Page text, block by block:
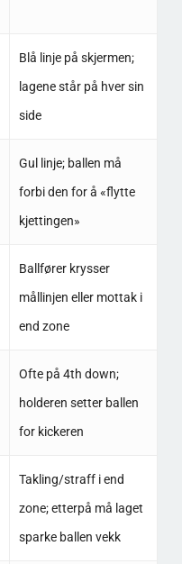
Blå linje på skjermen;
lagene står på hver sin
side
Gul linje; ballen må
forbi den for å «flytte
kjettingen»
Ballfører krysser
mållinjen eller mottak i
end zone
Ofte på 4th down;
holderen setter ballen
for kickeren
Takling/straff i end
zone; etterpå må laget
sparke ballen vekk